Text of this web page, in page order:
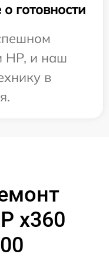
готовности
HP, и наш
в
x360